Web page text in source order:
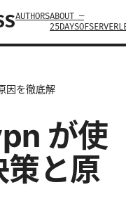
AUTHORSABOUT —
因を徹底解
が使
策と原